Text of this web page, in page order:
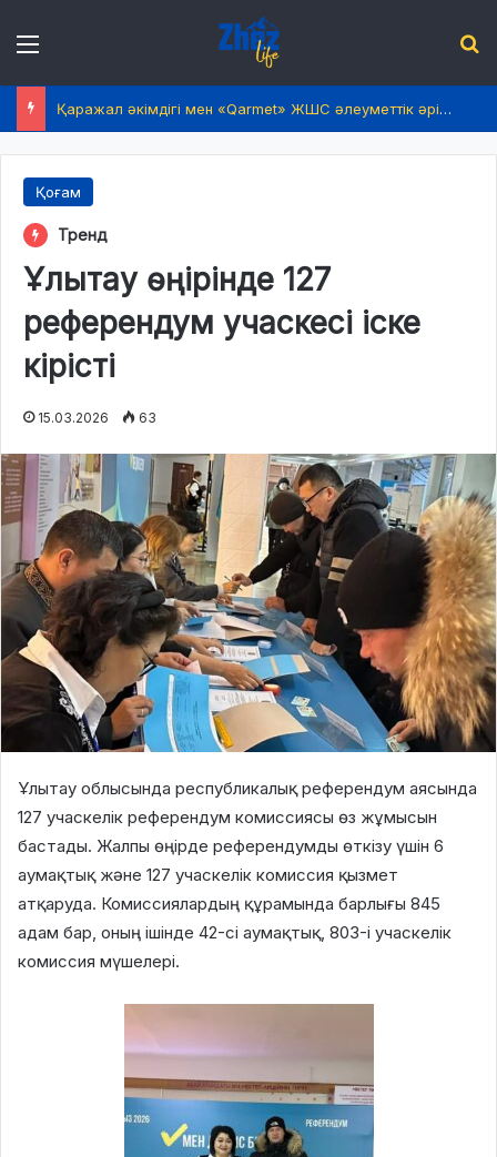
Қаражал әкімдігі мен «Qarmet» ЖШС әлеуметтік әріптестікті нығайтты
Қоғам
Тренд
Ұлытау өңірінде 127
референдум учаскесі іске
кірісті
15.03.2026 63
Ұлытау облысында республикалық референдум аясында
127 учаскелік референдум комиссиясы өз жұмысын
бастады. Жалпы өңірде референдумды өткізу үшін 6
аумақтық және 127 учаскелік комиссия қызмет
атқаруда. Комиссиялардың құрамында барлығы 845
адам бар, оның ішінде 42-сі аумақтық, 803-і учаскелік
комиссия мүшелері.